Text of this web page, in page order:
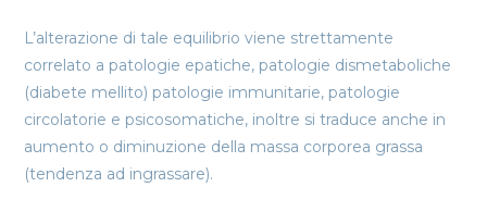
L’alterazione di tale equilibrio viene strettamente
correlato a patologie epatiche, patologie dismetaboliche
(diabete mellito) patologie immunitarie, patologie
circolatorie e psicosomatiche, inoltre si traduce anche in
aumento o diminuzione della massa corporea grassa
(tendenza ad ingrassare).